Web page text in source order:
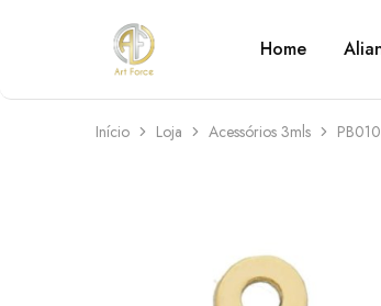
Art
Force
Semijoias
personalizadas
Home
Início Loja Acessórios 3mls